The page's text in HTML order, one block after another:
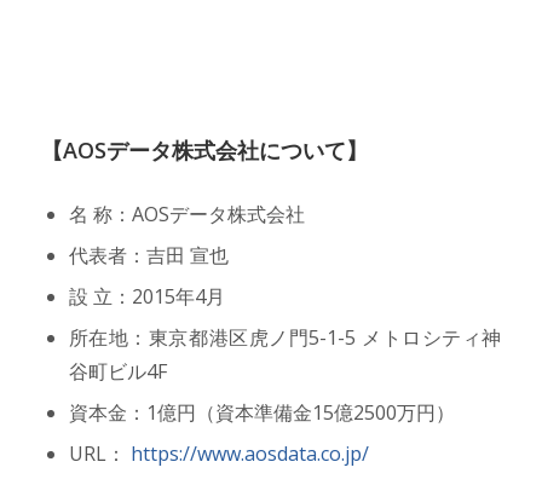
【AOSデータ株式会社について】
名 称：AOSデータ株式会社
代表者：吉田 宣也
設 立：2015年4月
所在地：東京都港区虎ノ門5-1-5 メトロシティ神
谷町ビル4F
資本金：1億円（資本準備金15億2500万円）
URL： https://www.aosdata.co.jp/